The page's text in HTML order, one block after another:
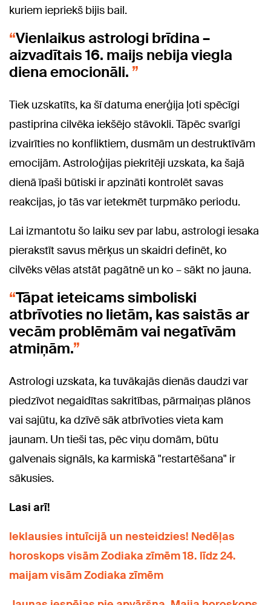
kuriem iepriekš bijis bail.
Vienlaikus astrologi brīdina –
aizvadītais 16. maijs nebija viegla
diena emocionāli.
Tiek uzskatīts, ka šī datuma enerģija ļoti spēcīgi
pastiprina cilvēka iekšējo stāvokli. Tāpēc svarīgi
izvairīties no konfliktiem, dusmām un destruktīvām
emocijām. Astroloģijas piekritēji uzskata, ka šajā
dienā īpaši būtiski ir apzināti kontrolēt savas
reakcijas, jo tās var ietekmēt turpmāko periodu.
Lai izmantotu šo laiku sev par labu, astrologi iesaka
pierakstīt savus mērķus un skaidri definēt, ko
cilvēks vēlas atstāt pagātnē un ko – sākt no jauna.
Tāpat ieteicams simboliski
atbrīvoties no lietām, kas saistās ar
vecām problēmām vai negatīvām
atmiņām.
Astrologi uzskata, ka tuvākajās dienās daudzi var
piedzīvot negaidītas sakritības, pārmaiņas plānos
vai sajūtu, ka dzīvē sāk atbrīvoties vieta kam
jaunam. Un tieši tas, pēc viņu domām, būtu
galvenais signāls, ka karmiskā "restartēšana" ir
sākusies.
Lasi arī!
Ieklausies intuīcijā un nesteidzies! Nedēļas
horoskops visām Zodiaka zīmēm 18. līdz 24.
maijam visām Zodiaka zīmēm